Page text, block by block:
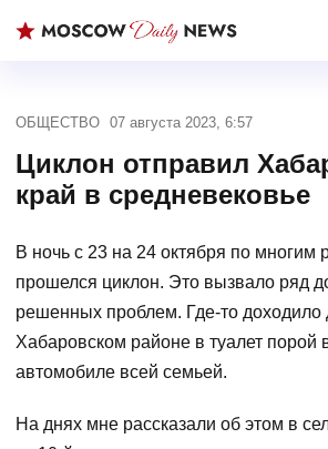
ОБЩЕСТВО 07 августа 2023, 6:57
Циклон отправил
край в средневековье
В ночь с 23 на 24 октября по многим
прошелся циклон. Это вызвало ряд
решенных проблем. Где-то доходило
Хабаровском районе в туалет порой
автомобиле всей семьей.
На днях мне рассказали об этом в